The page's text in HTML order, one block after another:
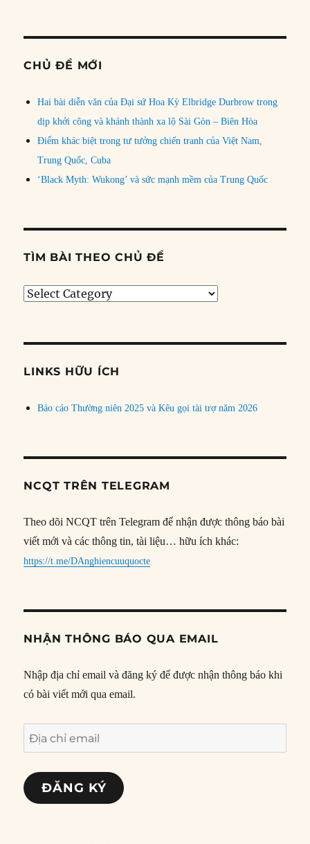
CHỦ ĐỀ MỚI
Hai bài diễn văn của Đại sứ Hoa Kỳ Elbridge Durbrow trong
dịp khởi công và khánh thành xa lộ Sài Gòn – Biên Hòa
Điểm khác biệt trong tư tưởng chiến tranh của Việt Nam,
Trung Quốc, Cuba
‘Black Myth: Wukong’ và sức mạnh mềm của Trung Quốc
TÌM BÀI THEO CHỦ ĐỀ
Tìm
đề
LINKS HỮU ÍCH
Báo cáo Thường niên 2025 và Kêu gọi tài trợ năm 2026
NCQT TRÊN TELEGRAM
Theo dõi NCQT trên Telegram để nhận được thông báo bài
viết mới và các thông tin, tài liệu… hữu ích khác:
https://t.me/DAnghiencuuquocte
NHẬN THÔNG BÁO QUA EMAIL
Nhập địa chỉ email và đăng ký để được nhận thông báo khi
có bài viết mới qua email.
Địa
chỉ
email
ĐĂNG KÝ